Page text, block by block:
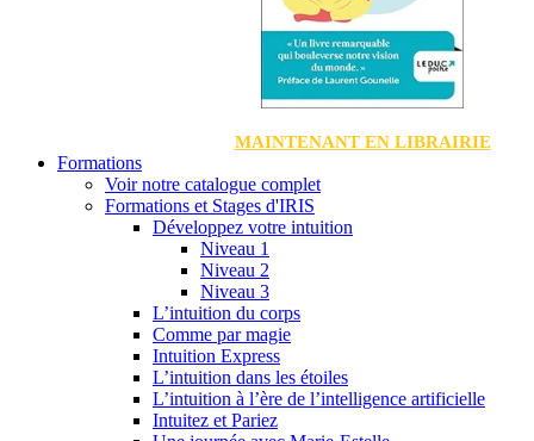
MAINTENANT EN LIBRAIRIE
Formations
Voir notre catalogue complet
Formations et Stages d'IRIS
Développez votre intuition
Niveau 1
Niveau 2
Niveau 3
L’intuition du corps
Comme par magie
Intuition Express
L’intuition dans les étoiles
L’intuition à l’ère de l’intelligence artificielle
Intuitez et Pariez